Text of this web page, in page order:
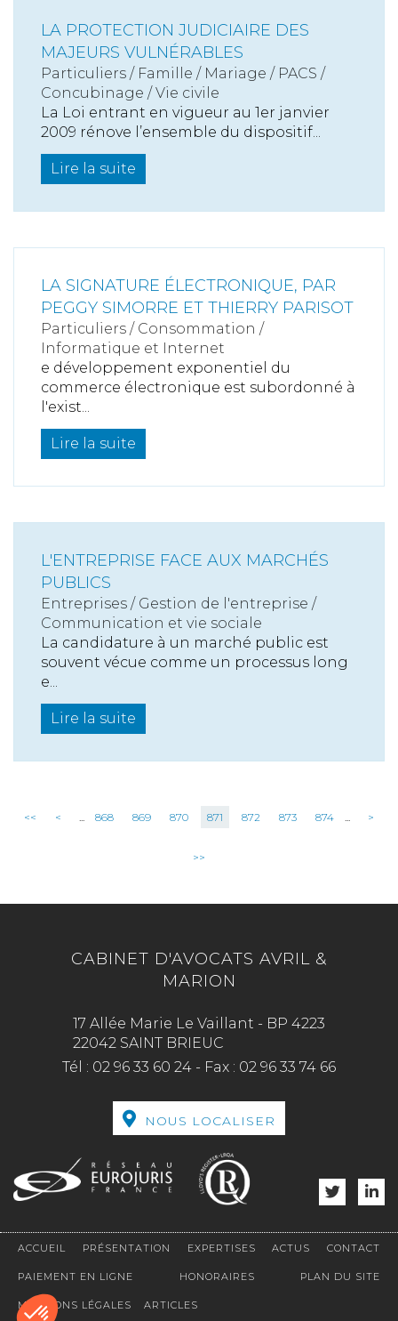
LA PROTECTION JUDICIAIRE DES
MAJEURS VULNÉRABLES
Particuliers / Famille / Mariage / PACS /
Concubinage / Vie civile
La Loi entrant en vigueur au 1er janvier
2009 rénove l’ensemble du dispositif...
Lire la suite
LA SIGNATURE ÉLECTRONIQUE, PAR
PEGGY SIMORRE ET THIERRY PARISOT
Particuliers / Consommation /
Informatique et Internet
e développement exponentiel du
commerce électronique est subordonné à
l'exist...
Lire la suite
L'ENTREPRISE FACE AUX MARCHÉS
PUBLICS
Entreprises / Gestion de l'entreprise /
Communication et vie sociale
La candidature à un marché public est
souvent vécue comme un processus long
e...
Lire la suite
<< < ... 868 869 870 871 872 873 874 ... >
>>
CABINET D'AVOCATS AVRIL &
MARION
17 Allée Marie Le Vaillant - BP 4223
22042 SAINT BRIEUC
Tél : 02 96 33 60 24 - Fax : 02 96 33 74 66
NOUS LOCALISER
ACCUEIL PRÉSENTATION EXPERTISES ACTUS CONTACT
PAIEMENT EN LIGNE HONORAIRES PLAN DU SITE
MENTIONS LÉGALES ARTICLES